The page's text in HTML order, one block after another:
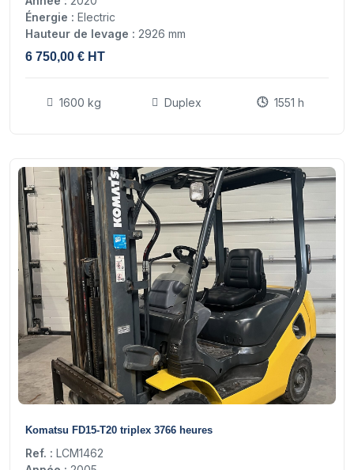
Énergie : Electric
Hauteur de levage : 2926 mm
6 750,00 € HT
1600 kg Duplex 1551 h
Komatsu FD15-T20 triplex 3766 heures
Ref. : LCM1462